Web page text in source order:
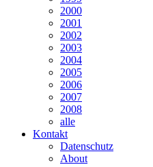
2000
2001
2002
2003
2004
2005
2006
2007
2008
alle
Kontakt
Datenschutz
About